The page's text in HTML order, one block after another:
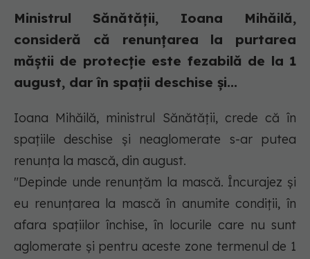
Ministrul Sănătăţii, Ioana Mihăilă,
consideră că renunţarea la purtarea
măştii de protecţie este fezabilă de la 1
august, dar în spaţii deschise şi...
Ioana Mihăilă, ministrul Sănătății, crede că în
spațiile deschise și neaglomerate s-ar putea
renunța la mască, din august.
"Depinde unde renunţăm la mască. Încurajez şi
eu renunţarea la mască în anumite condiţii, în
afara spaţiilor închise, în locurile care nu sunt
aglomerate şi pentru aceste zone termenul de 1